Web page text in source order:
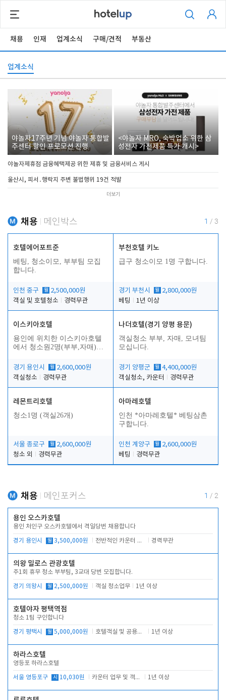
채용 인재 업계소식 구매/견적 부동산
업계소식
야놀자17주년 기념 야놀자 통합발
주센터 할인 프로모션 진행
<야놀자 MRO, 숙박업소 위한 삼
성전자 가전제품 특가 개시>
야놀자제휴점 금융혜택제공 위한 제휴 및 금융서비스 게시
울산시, 피서․행락지 주변 불법행위 19건 적발
더보기
채용 메인박스 1 / 3
호텔에어포트준
베팅, 청소이모, 부부팀 모집
합니다.
인천 중구 월 2,500,000원
객실 및 호텔청소
경력무관
부천호텔 키노
급구 청소이모 1명 구합니다.
경기 부천시 월 2,800,000원
베팅
1년 이상
이스키아호텔
용인에 위치한 이스키아호텔
에서 청소원2명(부부,자매)을
경기 용인시
월 2,600,000원
객실청소
경력무관
나더호텔(경기 양평 용문)
객실청소 부부, 자매, 모녀팀
모십니다.
경기 양평군 월 4,400,000원
객실청소, 카운터
경력무관
레몬트리호텔
청소1명 (객실26개)
서울 종로구 월 2,600,000원
청소 외
경력무관
아마레호텔
인천 *아마레호텔* 베팅삼촌
구합니다.
인천 계양구 월 2,600,000원
베팅
경력무관
채용 메인포커스 1 / 2
용인 오스카호텔
용인 처인구 오스카호텔에서 격일당번 채용합니다
경기 용인시 월 3,500,000원 전반적인 카운터 업무 경력무관
의왕 밀로스 관광호텔
주1회 휴무 청소 부부팀, 3교대 당번 모집합니다.
경기 의왕시 월 2,500,000원 객실 청소업무 1년 이상
호텔야자 평택역점
청소 1팀 구인합니다
경기 평택시 월 5,000,000원 호텔객실 및 공용시설 청소 관리 1년 이상
하라스호텔
영등포 하라스호텔
서울 영등포구 시 10,030원 카운터 업무 및 객실관리(청소상태 확인, 객실판매) 1년 이상